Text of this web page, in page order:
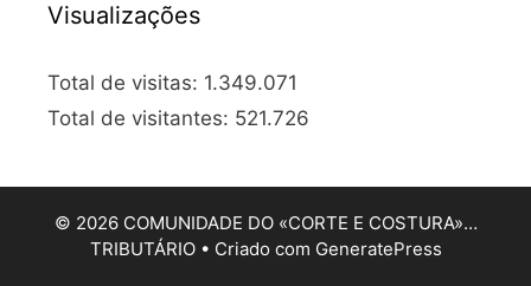
Visualizações
Total de visitas: 1.349.071
Total de visitantes: 521.726
© 2026 COMUNIDADE DO «CORTE E COSTURA»…
TRIBUTÁRIO• Criado com GeneratePress